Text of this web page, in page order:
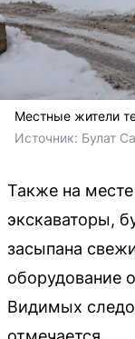
Местные жители
Источник: Булат
Также на месте
экскаваторы,
засыпана
оборудование
Видимых